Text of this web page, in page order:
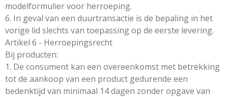
modelformulier voor herroeping.
6. In geval van een duurtransactie is de bepaling in het
vorige lid slechts van toepassing op de eerste levering.
Artikel 6 - Herroepingsrecht
Bij producten:
1. De consument kan een overeenkomst met betrekking
tot de aankoop van een product gedurende een
bedenktijd van minimaal 14 dagen zonder opgave van